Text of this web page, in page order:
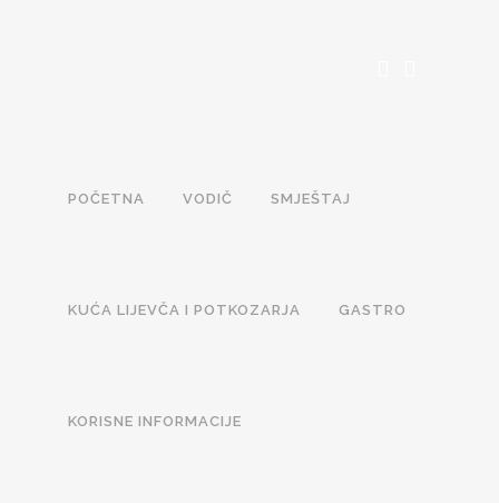
POČETNA VODIČ SMJEŠTAJ
KUĆA LIJEVČA I POTKOZARJA GASTRO
KORISNE INFORMACIJE